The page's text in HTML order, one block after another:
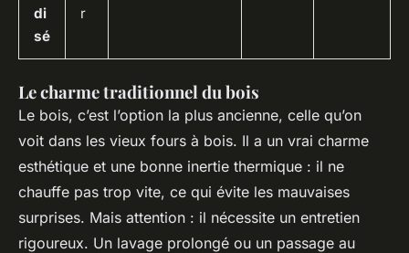
di
sé
r
Le charme traditionnel du bois
Le bois, c’est l’option la plus ancienne, celle qu’on
voit dans les vieux fours à bois. Il a un vrai charme
esthétique et une bonne inertie thermique : il ne
chauffe pas trop vite, ce qui évite les mauvaises
surprises. Mais attention : il nécessite un entretien
rigoureux. Un lavage prolongé ou un passage au